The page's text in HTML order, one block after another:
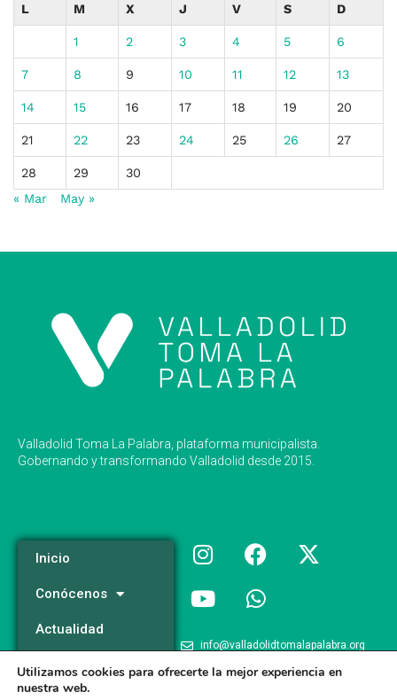
L M X J V S D
1 2 3 4 5 6
7 8 9 10 11 12 13
14 15 16 17 18 19 20
21 22 23 24 25 26 27
28 29
30
« Mar
May »
Valladolid Toma La Palabra, plataforma municipalista.
Gobernando y transformando Valladolid desde 2015.
Inicio
Conócenos
Actualidad
Programa
info@valladolidtomalapalabra.org
+34 983 426 124
Utilizamos cookies para ofrecerte la mejor experiencia en
nuestra web.